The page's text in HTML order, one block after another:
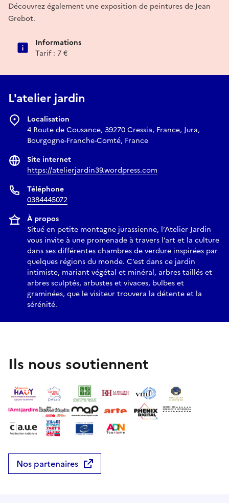
Découvrez également une exposition de peintures de Jean
Grebot.
Informations
Tarif : 7 €
L'atelier jardin
Localisation
4 Route de Cousance, 39270 Cressia, France, Jura,
Bourgogne-Franche-Comté, France
Site internet
https://atelierjardin39.wordpress.com
Téléphone
0384445072
À propos
Situé en petite montagne jurassienne, l’Atelier Jardin
vous invite à une promenade à travers l’art et la culture
dans ses différentes chambres de verdure inspirées par
quelques régions du monde. C’est dans ce jardin
intimiste, mariant végétal et minéral, arbres taillés et
arbres sculptés, arbustes et vivaces, bulbes et
graminées, que le visiteur trouvera la détente et la
sérénité.
Ils nous soutiennent
Nos partenaires